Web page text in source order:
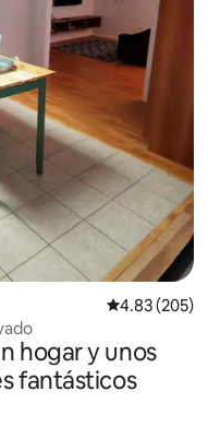
Calificación
4.83 (205)
hogar y unos
fantásticos